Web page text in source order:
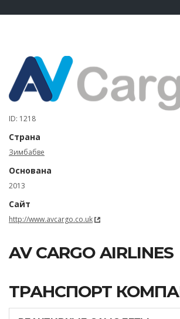
ID: 1218
Страна
Зимбабве
Основана
2013
Сайт
http://www.avcargo.co.uk
AV CARGO AIRLINES
ТРАНСПОРТ